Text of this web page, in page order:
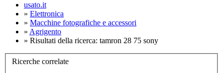
usato.it
» Elettronica
» Macchine fotografiche e accessori
» Agrigento
» Risultati della ricerca: tamron 28 75 sony
Ricerche correlate